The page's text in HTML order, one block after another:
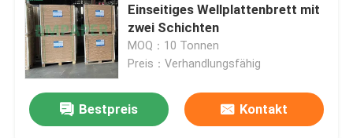
SBS-Karton
Einseitiges Wellplattenbrett mit
zwei Schichten
MOQ：10 Tonnen
Preis：Verhandlungsfähig
Bestpreis Kontakt